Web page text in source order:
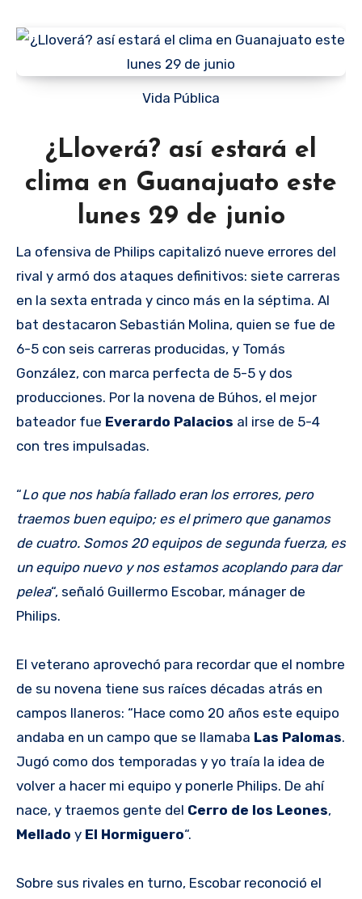
Vida Pública
¿Lloverá? así estará el
clima en Guanajuato este
lunes 29 de junio
La ofensiva de Philips capitalizó nueve errores del
rival y armó dos ataques definitivos: siete carreras
en la sexta entrada y cinco más en la séptima. Al
bat destacaron Sebastián Molina, quien se fue de
6-5 con seis carreras producidas, y Tomás
González, con marca perfecta de 5-5 y dos
producciones. Por la novena de Búhos, el mejor
bateador fue Everardo Palacios al irse de 5-4
con tres impulsadas.
“Lo que nos había fallado eran los errores, pero
traemos buen equipo; es el primero que ganamos
de cuatro. Somos 20 equipos de segunda fuerza, es
un equipo nuevo y nos estamos acoplando para dar
pelea“, señaló Guillermo Escobar, mánager de
Philips.
El veterano aprovechó para recordar que el nombre
de su novena tiene sus raíces décadas atrás en
campos llaneros: “Hace como 20 años este equipo
andaba en un campo que se llamaba Las Palomas.
Jugó como dos temporadas y yo traía la idea de
volver a hacer mi equipo y ponerle Philips. De ahí
nace, y traemos gente del Cerro de los Leones,
Mellado y El Hormiguero“.
Sobre sus rivales en turno, Escobar reconoció el